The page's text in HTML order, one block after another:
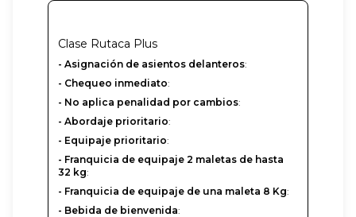
Clase Rutaca Plus
- Asignación de asientos delanteros:
- Chequeo inmediato:
- No aplica penalidad por cambios:
- Abordaje prioritario:
- Equipaje prioritario:
- Franquicia de equipaje 2 maletas de hasta
32 kg:
- Franquicia de equipaje de una maleta 8 Kg:
- Bebida de bienvenida: